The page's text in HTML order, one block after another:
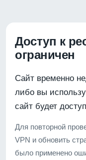
Доступ к
ограничен
Сайт временно
либо вы
сайт будет
Для повторной
VPN и обновить
было применено